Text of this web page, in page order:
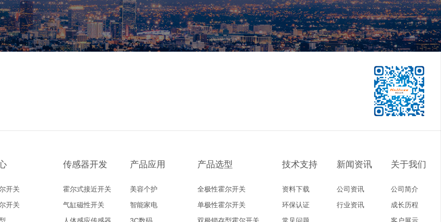
开关
开关
传感器开发
霍尔式接近开关
气缸磁性开关
产品应用
美容个护
智能家电
产品选型
全极性霍尔开关
单极性霍尔开关
技术支持
资料下载
环保认证
新闻资讯
公司资讯
行业资讯
关于我们
公司简介
成长历程